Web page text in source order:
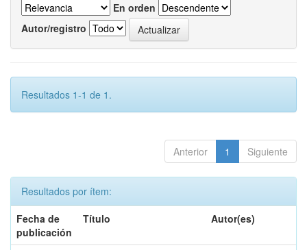
En orden
Autor/registro
Resultados 1-1 de 1.
Anterior 1 Siguiente
Resultados por ítem:
Fecha de
publicación
Título Autor(es)